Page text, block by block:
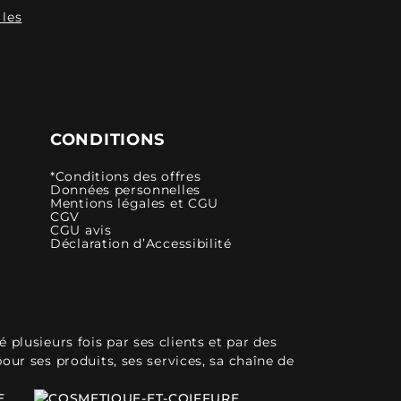
CONDITIONS
*Conditions des offres
Données personnelles
Mentions légales et CGU
CGV
CGU avis
Déclaration d’Accessibilité
plusieurs fois par ses clients et par des
ses produits, ses services, sa chaîne de